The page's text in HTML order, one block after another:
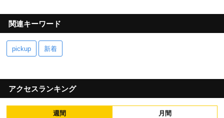
関連キーワード
pickup 新着
アクセスランキング
週間 月間